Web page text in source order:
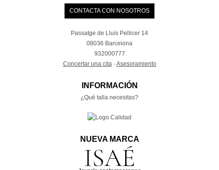
CONTACTA CON NOSOTROS
Passatge de Lluís Pellicer 14
08036 Barcelona
932000777
Concertar una cita· Asesoramiento
INFORMACIÓN
¿Qué talla necesitas?
NUEVA MARCA